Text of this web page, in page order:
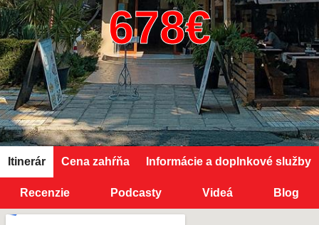
Itinerár Cena zahŕňa Informácie a doplnkové služby
Recenzie Podcasty Videá Blog